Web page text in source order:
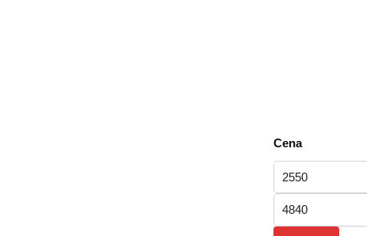
Cena
Minimalna cena
Maksimalna cena